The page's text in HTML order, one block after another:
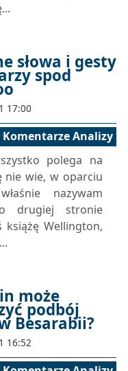
słowa i gesty
spod
17:00
Komentarze Analizy
polega na
nie wie, w oparciu
nazywam
drugiej stronie
książę Wellington,
może
podbój
Besarabii?
16:52